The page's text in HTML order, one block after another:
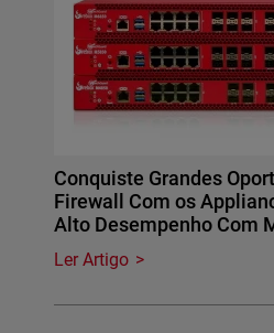
Conquiste Grandes
Firewall Com os
Alto Desempenho Com
Ler Artigo